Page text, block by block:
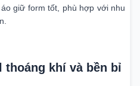
giữ form tốt, phù hợp với nhu
thoáng khí và bền bỉ